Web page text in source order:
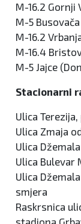
M-16.2 Gornji
M-5 Busovača
M-16.2
M-16.4
M-5 Jajce
Stacionarni
Ulica
Ulica Zmaja
Ulica
Ulica Bulevar
Ulica
smjera
Raskrsnica